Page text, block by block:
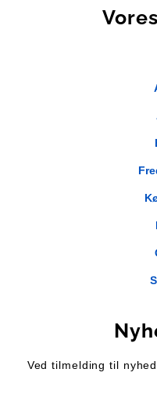
Ved tilmelding til